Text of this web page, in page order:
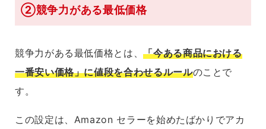
②競争力がある最低価格
競争力がある最低価格とは、「今ある商品における
一番安い価格」に値段を合わせるルールのことで
す。
この設定は、Amazon セラーを始めたばかりでアカ